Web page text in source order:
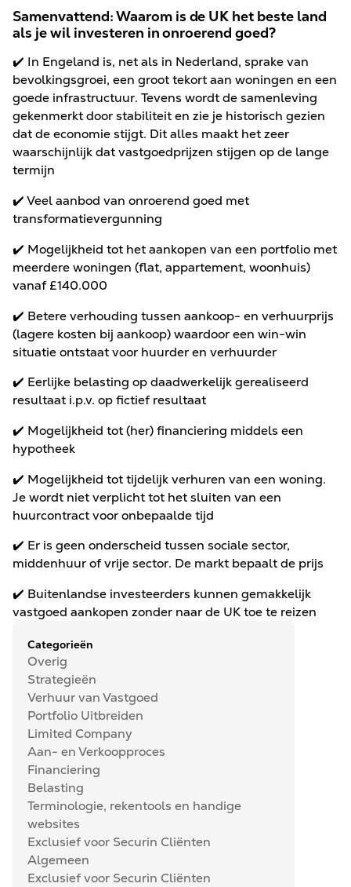
Samenvattend:Waarom is de UK het beste land
als je wil investeren in onroerend goed?
✔️ In Engeland is, net als in Nederland, sprake van
bevolkingsgroei, een groot tekort aan woningen en een
goede infrastructuur. Tevens wordt de samenleving
gekenmerkt door stabiliteit en zie je historisch gezien
dat de economie stijgt. Dit alles maakt het zeer
waarschijnlijk dat vastgoedprijzen stijgen op de lange
termijn
✔️ Veel aanbod van onroerend goed met
transformatievergunning
✔️ Mogelijkheid tot het aankopen van een portfolio met
meerdere woningen (flat, appartement, woonhuis)
vanaf £140.000
✔️ Betere verhouding tussen aankoop- en verhuurprijs
(lagere kosten bij aankoop) waardoor een win-win
situatie ontstaat voor huurder en verhuurder
✔️ Eerlijke belasting op daadwerkelijk gerealiseerd
resultaat i.p.v. op fictief resultaat
✔️ Mogelijkheid tot (her) financiering middels een
hypotheek
✔️ Mogelijkheid tot tijdelijk verhuren van een woning.
Je wordt niet verplicht tot het sluiten van een
huurcontract voor onbepaalde tijd
✔️ Er is geen onderscheid tussen sociale sector,
middenhuur of vrije sector. De markt bepaalt de prijs
✔️ Buitenlandse investeerders kunnen gemakkelijk
vastgoed aankopen zonder naar de UK toe te reizen
Categorieën
Overig
Strategieën
Verhuur van Vastgoed
Portfolio Uitbreiden
Limited Company
Aan- en Verkoopproces
Financiering
Belasting
Terminologie, rekentools en handige
websites
Exclusief voor Securin Cliënten
Algemeen
Exclusief voor Securin Cliënten